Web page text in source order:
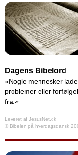
Dagens Bibelord
»Nogle mennesker
problemer eller
fra.«
Leveret af JesusNet.dk
© Bibelen på hverdagsdansk